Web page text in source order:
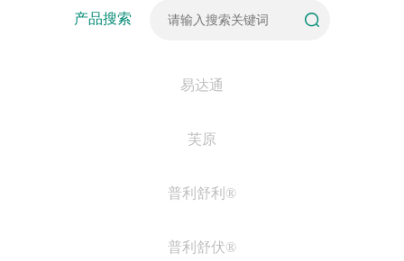
产品搜索
易达通
芙原
普利舒利®
普利舒伏®